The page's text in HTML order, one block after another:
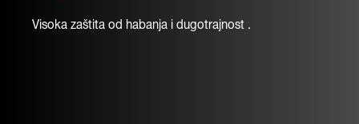
Visoka zaštita od habanja i dugotrajnost .